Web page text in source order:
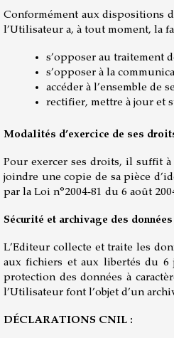
Conformément aux dispositions
l’Utilisateur a, à tout moment, la
s’opposer au traitement
s’opposer à la
accéder à l’ensemble de
rectifier, mettre à jour et
Modalités d’exercice de ses
Pour exercer ses droits, il suffit
joindre une copie de sa pièce
par la Loi n°2004-81 du 6 août
Sécurité et archivage des
L’Editeur collecte et traite les
aux fichiers et aux libertés du 6
protection des données à
l’Utilisateur font l’objet d’un
DÉCLARATIONS CNIL :